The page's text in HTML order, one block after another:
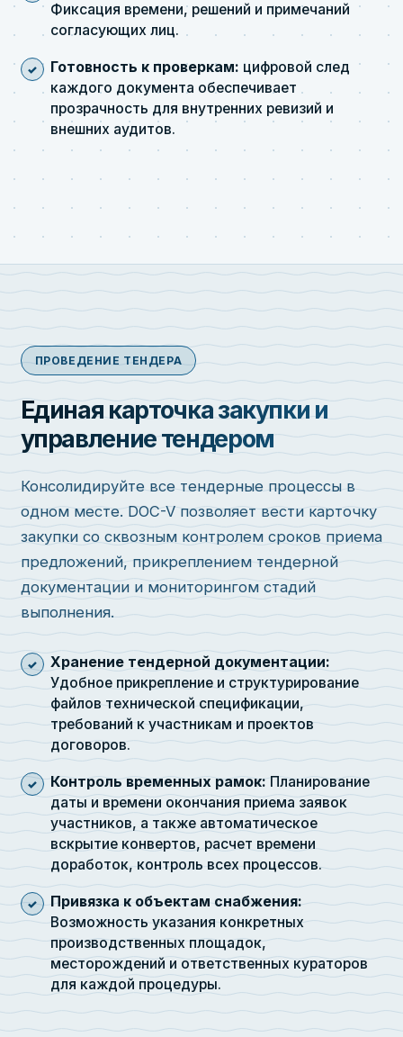
Фиксация времени, решений и примечаний
согласующих лиц.
Готовность к проверкам: цифровой след
каждого документа обеспечивает
прозрачность для внутренних ревизий и
внешних аудитов.
ПРОВЕДЕНИЕ ТЕНДЕРА
Единая карточка закупки и
управление тендером
Консолидируйте все тендерные процессы в
одном месте. DOC-V позволяет вести карточку
закупки со сквозным контролем сроков приема
предложений, прикреплением тендерной
документации и мониторингом стадий
выполнения.
Хранение тендерной документации:
Удобное прикрепление и структурирование
файлов технической спецификации,
требований к участникам и проектов
договоров.
Контроль временных рамок:Планирование
даты и времени окончания приема заявок
участников, а также автоматическое
вскрытие конвертов, расчет времени
доработок, контроль всех процессов.
Привязка к объектам снабжения:
Возможность указания конкретных
производственных площадок,
месторождений и ответственных кураторов
для каждой процедуры.